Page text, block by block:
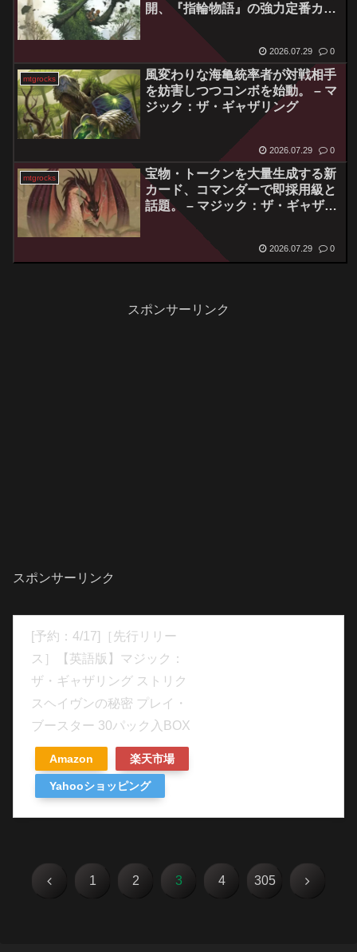
開、『指輪物語』の強力定番カー
ドが複数登場。 – マジック：ザ・
ギャザリング
2026.07.29 0
mtgrocks
風変わりな海亀統率者が対戦相手
を妨害しつつコンボを始動。 – マ
ジック：ザ・ギャザリング
2026.07.29 0
mtgrocks
宝物・トークンを大量生成する新
カード、コマンダーで即採用級と
話題。 – マジック：ザ・ギャザリ
2026.07.29 0
スポンサーリンク
スポンサーリンク
[予約：4/17]［先行リリー
ス］【英語版】マジック：
ザ・ギャザリング ストリク
スヘイヴンの秘密 プレイ・
ブースター 30パック入BOX
Amazon 楽天市場
Yahooショッピング
前 1 2 3 4 305 次